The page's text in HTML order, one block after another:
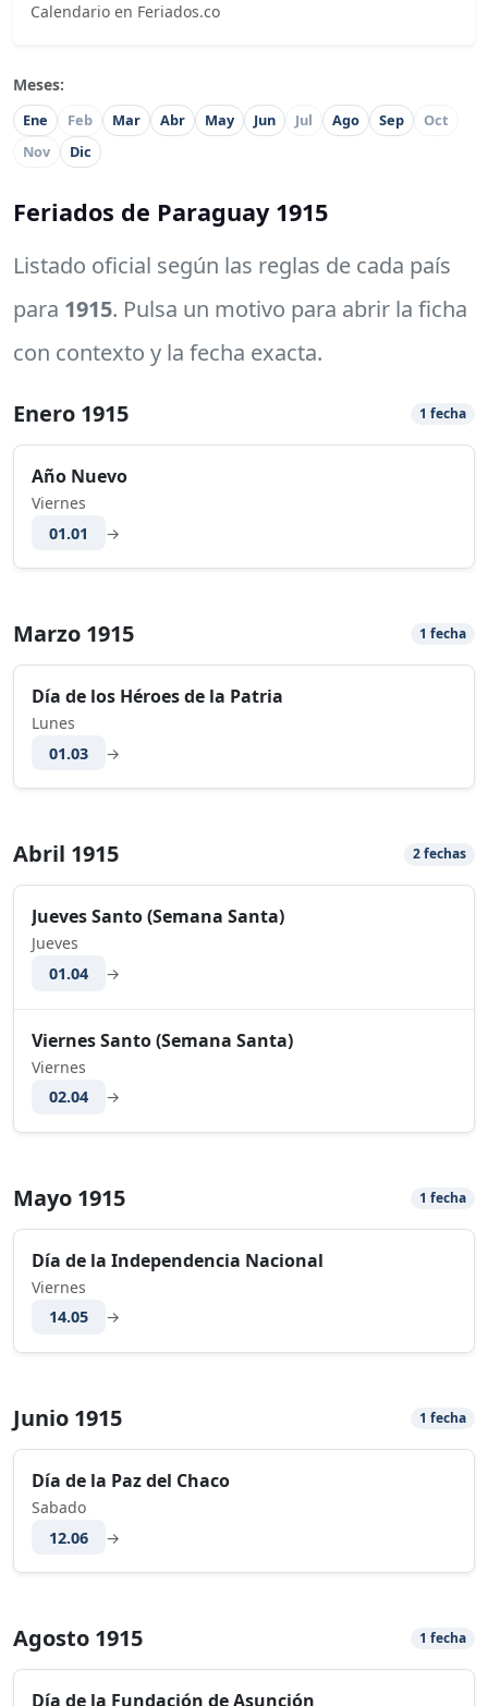
Calendario en Feriados.co
Meses:
Ene Feb Mar Abr May Jun Jul Ago Sep
Oct
Nov
Dic
Feriados de Paraguay 1915
Listado oficial según las reglas de cada país
para 1915. Pulsa un motivo para abrir la ficha
con contexto y la fecha exacta.
Enero 1915 1 fecha
Año Nuevo
Viernes
01.01
→
Marzo 1915 1 fecha
Día de los Héroes de la Patria
Lunes
01.03
→
Abril 1915 2 fechas
Jueves Santo (Semana Santa)
Jueves
01.04
→
Viernes Santo (Semana Santa)
Viernes
02.04
→
Mayo 1915 1 fecha
Día de la Independencia Nacional
Viernes
14.05
→
Junio 1915 1 fecha
Día de la Paz del Chaco
Sabado
12.06
→
Agosto 1915 1 fecha
Día de la Fundación de Asunción